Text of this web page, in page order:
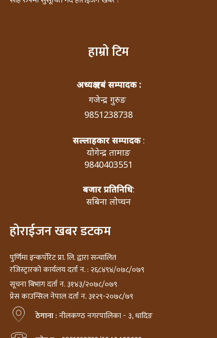
हाम्रो टिम
अध्यक्ष एबं सम्पादक :
गजेन्द्र गुरुङ
9851238738
सल्लाहकार सम्पादक:
योगेन्द्र तामाङ
9840403551
बजार प्रतिनिधि:
सबिना लोप्चन
होराईजन खबर डटकम
पुर्णिमा इन्कर्पोरेट प्रा. लि. द्वारा सन्चालित
रजिस्ट्रारको कार्यलय दर्ता न. : २६८४९४/०७८/०७९
सूचना बिभाग दर्ता न. ३१४३/२०७८/०७९
प्रेस काउन्सिल नेपाल दर्ता न. ३१२९-२०७८/७९
ठेगाना :नीलकण्ठ नगरपालिका - ३, धादिङ